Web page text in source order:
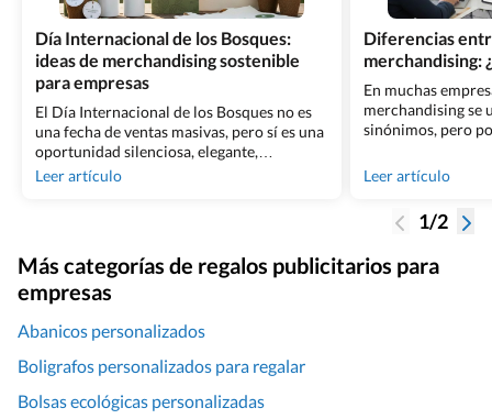
Día Internacional de los Bosques:
ideas de merchandising sostenible
para empresas
El Día Internacional de los Bosques no es
una fecha de ventas masivas, pero sí es una
oportunidad silenciosa, elegante,
estratégica para reforzar tu compromiso
entregar un detalle que lleve [&hellip;]
Leer artículo
Diferencias
merchandising:
En muchas
merchandising se
sinónimos, pero
diferencias entre
tener esta
posible que, si no
Leer artículo
1/2
Más categorías de regalos publicitarios para
empresas
Abanicos personalizados
Boligrafos personalizados para regalar
Bolsas ecológicas personalizadas